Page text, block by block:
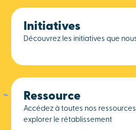
Initiatives
Découvrez les initiatives que
Ressource
Accédez à toutes nos
explorer le rétablissement